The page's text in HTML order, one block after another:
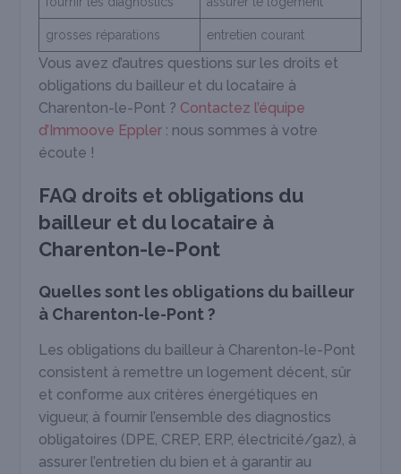
grosses réparations entretien courant
Vous avez d’autres questions sur les droits et
obligations du bailleur et du locataire à
Charenton-le-Pont ? Contactez l’équipe
d’Immoove Eppler : nous sommes à votre
écoute !
FAQ droits et obligations du
bailleur et du locataire à
Charenton-le-Pont
Quelles sont les obligations du bailleur
à Charenton-le-Pont ?
Les obligations du bailleur à Charenton-le-Pont
consistent à remettre un logement décent, sûr
et conforme aux critères énergétiques en
vigueur, à fournir l’ensemble des diagnostics
obligatoires (DPE, CREP, ERP, électricité/gaz), à
assurer l’entretien du bien et à garantir au